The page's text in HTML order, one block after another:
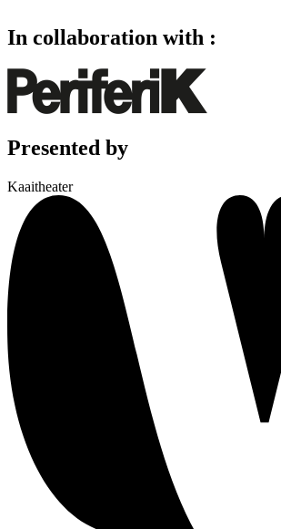
In collaboration with :
Presented by
Kaaitheater